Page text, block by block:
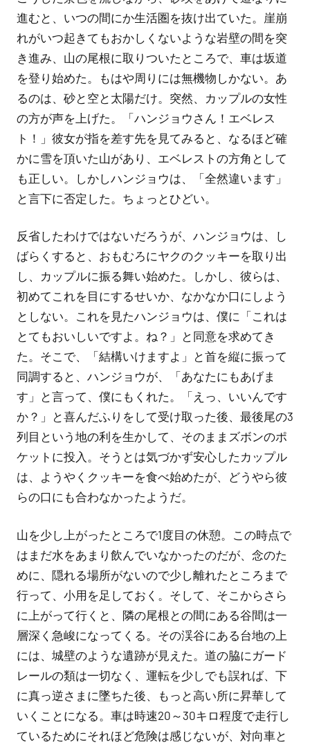
進むと、いつの間にか生活圏を抜け出ていた。崖崩
れがいつ起きてもおかしくないような岩壁の間を突
き進み、山の尾根に取りついたところで、車は坂道
を登り始めた。もはや周りには無機物しかない。あ
るのは、砂と空と太陽だけ。突然、カップルの女性
の方が声を上げた。「ハンジョウさん！エベレス
ト！」彼女が指を差す先を見てみると、なるほど確
かに雪を頂いた山があり、エベレストの方角として
も正しい。しかしハンジョウは、「全然違います」
と言下に否定した。ちょっとひどい。
反省したわけではないだろうが、ハンジョウは、し
ばらくすると、おもむろにヤクのクッキーを取り出
し、カップルに振る舞い始めた。しかし、彼らは、
初めてこれを目にするせいか、なかなか口にしよう
としない。これを見たハンジョウは、僕に「これは
とてもおいしいですよ。ね？」と同意を求めてき
た。そこで、「結構いけますよ」と首を縦に振って
同調すると、ハンジョウが、「あなたにもあげま
す」と言って、僕にもくれた。「えっ、いいんです
か？」と喜んだふりをして受け取った後、最後尾の3
列目という地の利を生かして、そのままズボンのポ
ケットに投入。そうとは気づかず安心したカップル
は、ようやくクッキーを食べ始めたが、どうやら彼
らの口にも合わなかったようだ。
山を少し上がったところで1度目の休憩。この時点で
はまだ水をあまり飲んでいなかったのだが、念のた
めに、隠れる場所がないので少し離れたところまで
行って、小用を足しておく。そして、そこからさら
に上がって行くと、隣の尾根との間にある谷間は一
層深く急峻になってくる。その渓谷にある台地の上
には、城壁のような遺跡が見えた。道の脇にガード
レールの類は一切なく、運転を少しでも誤れば、下
に真っ逆さまに墜ちた後、もっと高い所に昇華して
いくことになる。車は時速20～30キロ程度で走行し
ているためにそれほど危険は感じないが、対向車と